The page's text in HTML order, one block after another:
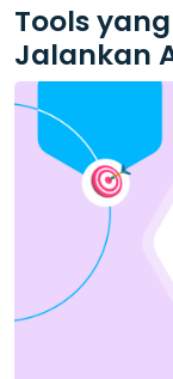
Tools
Jalankan